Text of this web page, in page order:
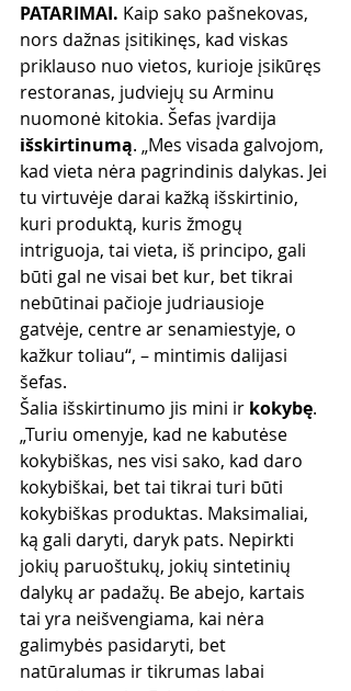
PATARIMAI. Kaip sako pašnekovas,
nors dažnas įsitikinęs, kad viskas
priklauso nuo vietos, kurioje įsikūręs
restoranas, judviejų su Arminu
nuomonė kitokia. Šefas įvardija
išskirtinumą. „Mes visada galvojom,
kad vieta nėra pagrindinis dalykas. Jei
tu virtuvėje darai kažką išskirtinio,
kuri produktą, kuris žmogų
intriguoja, tai vieta, iš principo, gali
būti gal ne visai bet kur, bet tikrai
nebūtinai pačioje judriausioje
gatvėje, centre ar senamiestyje, o
kažkur toliau“, – mintimis dalijasi
šefas.
Šalia išskirtinumo jis mini ir kokybę.
„Turiu omenyje, kad ne kabutėse
kokybiškas, nes visi sako, kad daro
kokybiškai, bet tai tikrai turi būti
kokybiškas produktas. Maksimaliai,
ką gali daryti, daryk pats. Nepirkti
jokių paruoštukų, jokių sintetinių
dalykų ar padažų. Be abejo, kartais
tai yra neišvengiama, kai nėra
galimybės pasidaryti, bet
natūralumas ir tikrumas labai